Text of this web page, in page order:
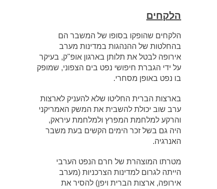
הלקחים
הלקחים שהופקו בסופו של המשבר הם
בהחלטות של ההנהגות במדינות מערב
אירופה לבטל את תלותן בארגון אופ"ק, בעיקר
על ידי הגברת חיפושי נפט בים הצפוני, שמופק
בו נפט באופן מסחרי.
בארצות הברית החליטו שלא להעניק לארצות
ערב שוב יכולת להשבית את המשק האמריקני
והרקע למלחמת המפרץ ולמלחמת עיראק,
היה גם בשל זכר הימים הקשים בעת משבר
האנרגיה.
מטרתו המוצהרת של חרם הנפט הערבי
הייתה לגרום למדינות הצרכניות (מערב
אירופה, ארצות הברית ויפן) להסיר את